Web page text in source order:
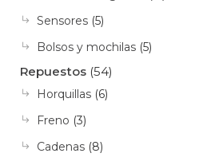
Sensores (5)
Bolsos y mochilas (5)
Repuestos (54)
Horquillas (6)
Freno (3)
Cadenas (8)